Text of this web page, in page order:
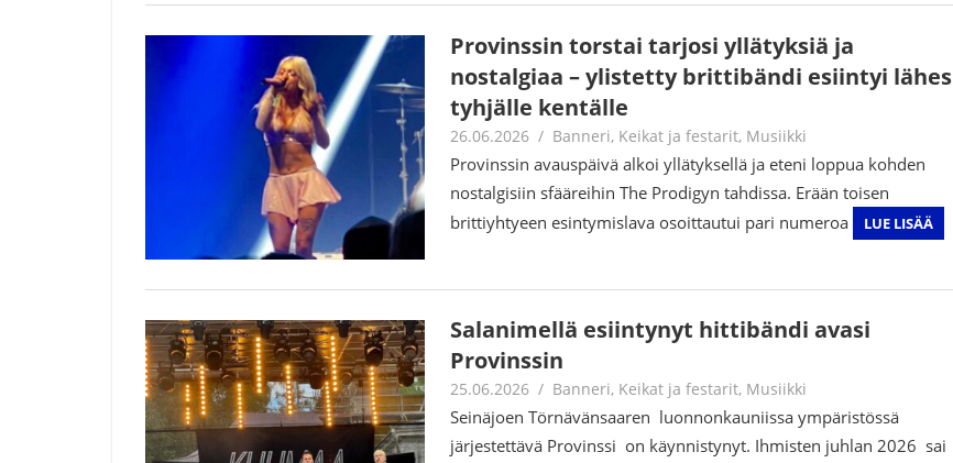
Provinssin torstai tarjosi yllätyksiä ja
nostalgiaa – ylistetty brittibändi esiintyi lähes
tyhjälle kentälle
26.06.2026 Jouni Hirn
Banneri, Keikat ja festarit, Musiikki
Provinssin avauspäivä alkoi yllätyksellä ja eteni loppua kohden
nostalgisiin sfääreihin The Prodigyn tahdissa. Erään toisen
brittiyhtyeen esintymislava osoittautui pari numeroa
LUE LISÄÄ
Salanimellä esiintynyt hittibändi avasi
Provinssin
25.06.2026 Jouni Hirn
Banneri, Keikat ja festarit, Musiikki
Seinäjoen Törnävänsaaren luonnonkauniissa ympäristössä
järjestettävä Provinssi on käynnistynyt. Ihmisten juhlan 2026 sai